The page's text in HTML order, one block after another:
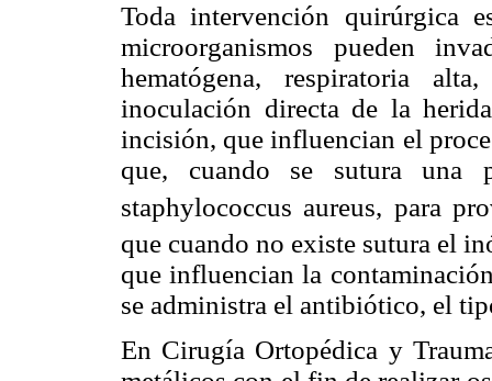
Toda intervención quirúrgica
microorganismos pueden
hematógena, respiratoria
inoculación directa de la
incisión, que influencian el
que, cuando se sutura una
staphylococcus aureus, para
que cuando no existe sutura el
que influencian la
se administra el antibiótico, el
En Cirugía Ortopédica y